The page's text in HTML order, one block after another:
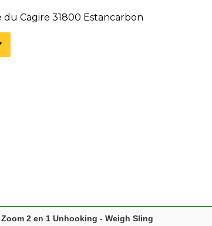
du Cagire 31800 Estancarbon
2 en 1 Unhooking - Weigh Sling